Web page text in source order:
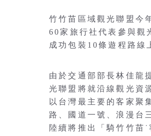
竹竹苗區域觀光聯盟今
60家旅行社代表參與觀
成功包裝10條遊程路線
由於交通部部長林佳龍
光聯盟將就沿線觀光資
以台灣最主要的客家聚
路、國道一號、浪漫台
陸續將推出「騎竹竹苗